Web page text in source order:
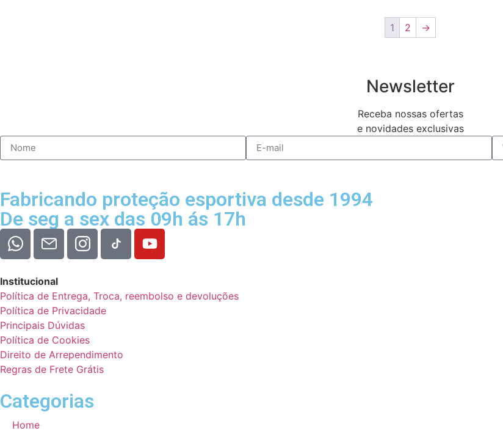
1 2 →
Newsletter
Receba nossas ofertas
e novidades exclusivas
Fabricando proteção esportiva desde 1994
De seg a sex das 09h ás 17h
Institucional
Política de Entrega, Troca, reembolso e devoluções
Política de Privacidade
Principais Dúvidas
Política de Cookies
Direito de Arrependimento
Regras de Frete Grátis
Categorias
Home